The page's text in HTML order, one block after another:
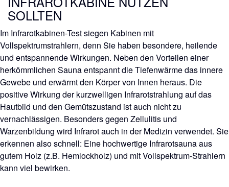
SOLLTEN
Im Infrarotkabinen-Test siegen Kabinen mit
Vollspektrumstrahlern, denn Sie haben besondere, heilende
und entspannende Wirkungen. Neben den Vorteilen einer
herkömmlichen Sauna entspannt die Tiefenwärme das innere
Gewebe und erwärmt den Körper von Innen heraus. Die
positive Wirkung der kurzwelligen Infrarotstrahlung auf das
Hautbild und den Gemütszustand ist auch nicht zu
vernachlässigen. Besonders gegen Zellulitis und
Warzenbildung wird Infrarot auch in der Medizin verwendet. Sie
erkennen also schnell: Eine hochwertige Infrarotsauna aus
gutem Holz (z.B. Hemlockholz) und mit Vollspektrum-Strahlern
kann viel bewirken.